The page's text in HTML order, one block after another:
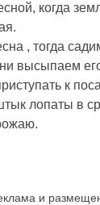
когда
, тогда
высыпаем
к
лопаты в
и